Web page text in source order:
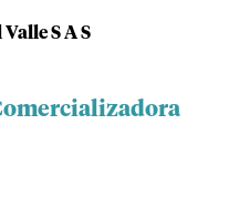
S A S